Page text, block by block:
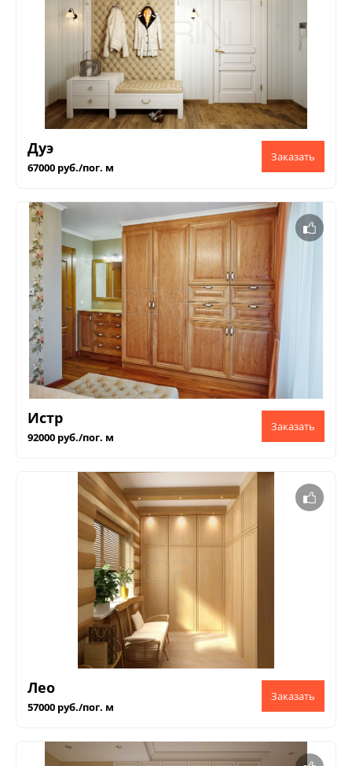
Дуэ
67000 руб./пог. м
Истр
92000 руб./пог. м
Лео
57000 руб./пог. м